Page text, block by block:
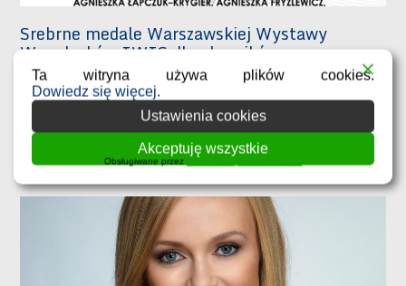
Srebrne medale Warszawskiej Wystawy
Wynalazków IWIS dla chemików z
Politechniki
5 listopada 2021
W dniach 25-27 października odbyła się Międzynarodowa
Warszawska Wystawa Wynalazków IWIS – największe w Polsce
Ta witryna używa plików cookies.
Dowiedz się więcej.
Ustawienia cookies
Akceptuję wszystkie
Obsługiwane przez WPLP Compliance Platform